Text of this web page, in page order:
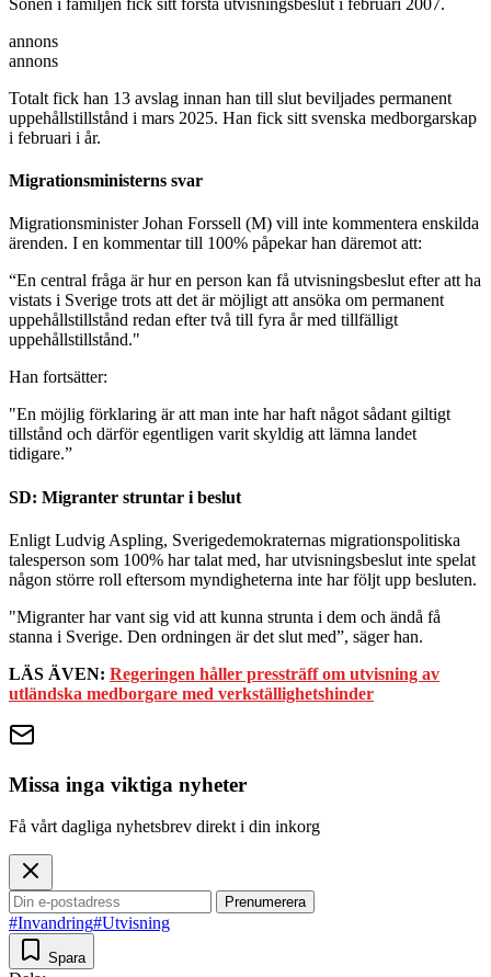
annons
annons
Totalt fick han 13 avslag innan han till slut beviljades permanent
uppehållstillstånd i mars 2025. Han fick sitt svenska medborgarskap
i februari i år.
Migrationsministerns svar
Migrationsminister Johan Forssell (M) vill inte kommentera enskilda
ärenden. I en kommentar till 100% påpekar han däremot att:
“En central fråga är hur en person kan få utvisningsbeslut efter att ha
vistats i Sverige trots att det är möjligt att ansöka om permanent
uppehållstillstånd redan efter två till fyra år med tillfälligt
uppehållstillstånd."
Han fortsätter:
"En möjlig förklaring är att man inte har haft något sådant giltigt
tillstånd och därför egentligen varit skyldig att lämna landet
tidigare.”
SD: Migranter struntar i beslut
Enligt Ludvig Aspling, Sverigedemokraternas migrationspolitiska
talesperson som 100% har talat med, har utvisningsbeslut inte spelat
någon större roll eftersom myndigheterna inte har följt upp besluten.
"Migranter har vant sig vid att kunna strunta i dem och ändå få
stanna i Sverige. Den ordningen är det slut med”, säger han.
LÄS ÄVEN: Regeringen håller pressträff om utvisning av
utländska medborgare med verkställighetshinder
Missa inga viktiga nyheter
Få vårt dagliga nyhetsbrev direkt i din inkorg
Prenumerera
#Invandring#Utvisning
Spara